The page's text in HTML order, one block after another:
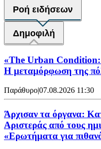
Ροή ειδήσεων
Δημοφιλή
«The Urban
Η μεταμόρφωση της
Παράθυρο|07.08.2026 11:30
Άρχισαν τα όργανα:
Αριστεράς από τους
«Ερωτήματα για